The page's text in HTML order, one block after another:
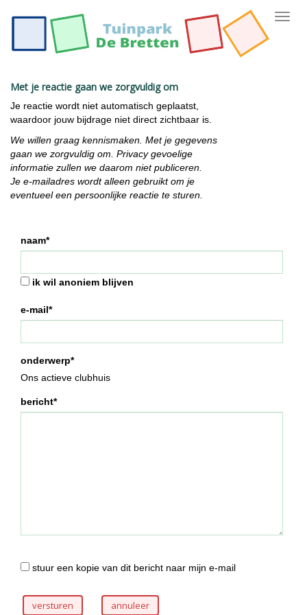
Met je reactie gaan we zorgvuldig om
Je reactie wordt niet automatisch geplaatst,
waardoor jouw bijdrage niet direct zichtbaar is.
We willen graag kennismaken. Met je gegevens
gaan we zorgvuldig om. Privacy gevoelige
informatie zullen we daarom niet publiceren.
Je e-mailadres wordt alleen gebruikt om je
eventueel een persoonlijke reactie te sturen.
naam*
ik wil anoniem blijven
e-mail*
onderwerp*
Ons actieve clubhuis
bericht*
stuur een kopie van dit bericht naar mijn e-mail
versturen